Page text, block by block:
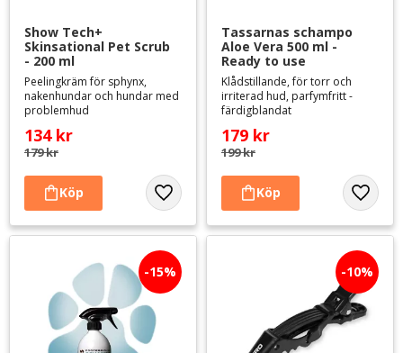
Show Tech+
Skinsational Pet Scrub
- 200 ml
Peelingkräm för sphynx,
nakenhundar och hundar med
problemhud
134kr
179kr
Lägg till i favoriter
Tassarnas schampo
Aloe Vera 500 ml -
Ready to use
Klådstillande, för torr och
irriterad hud, parfymfritt -
färdigblandat
179 kr
199kr
Lägg
15% 10%